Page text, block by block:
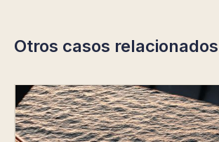
Otros casos relacionados